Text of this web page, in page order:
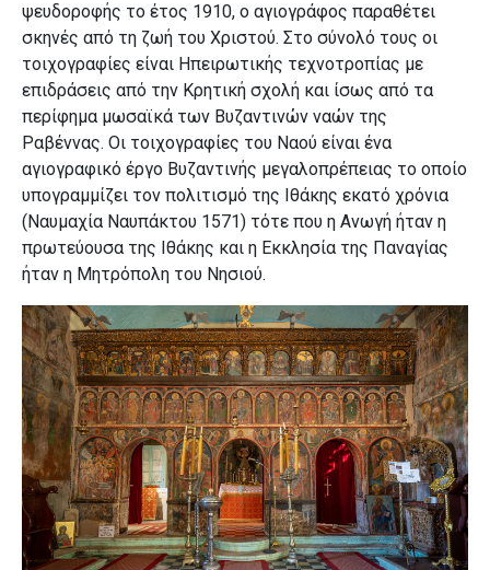
ψευδοροφής το έτος 1910, ο αγιογράφος παραθέτει
σκηνές από τη ζωή του Χριστού. Στο σύνολό τους οι
τοιχογραφίες είναι Ηπειρωτικής τεχνοτροπίας με
επιδράσεις από την Κρητική σχολή και ίσως από τα
περίφημα μωσαϊκά των Βυζαντινών ναών της
Ραβέννας. Οι τοιχογραφίες του Ναού είναι ένα
αγιογραφικό έργο Βυζαντινής μεγαλοπρέπειας το οποίο
υπογραμμίζει τον πολιτισμό της Ιθάκης εκατό χρόνια
(Ναυμαχία Ναυπάκτου 1571) τότε που η Ανωγή ήταν η
πρωτεύουσα της Ιθάκης και η Εκκλησία της Παναγίας
ήταν η Μητρόπολη του Νησιού.